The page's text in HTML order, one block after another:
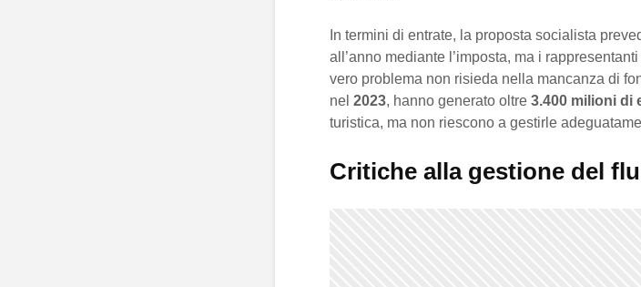
In termini di entrate, la proposta socialista
all’anno mediante l’imposta, ma i
vero problema non risieda nella mancanza di
nel 2023, hanno generato oltre 3.400 milioni di
turistica, ma non riescono a gestirle
Critiche alla gestione del